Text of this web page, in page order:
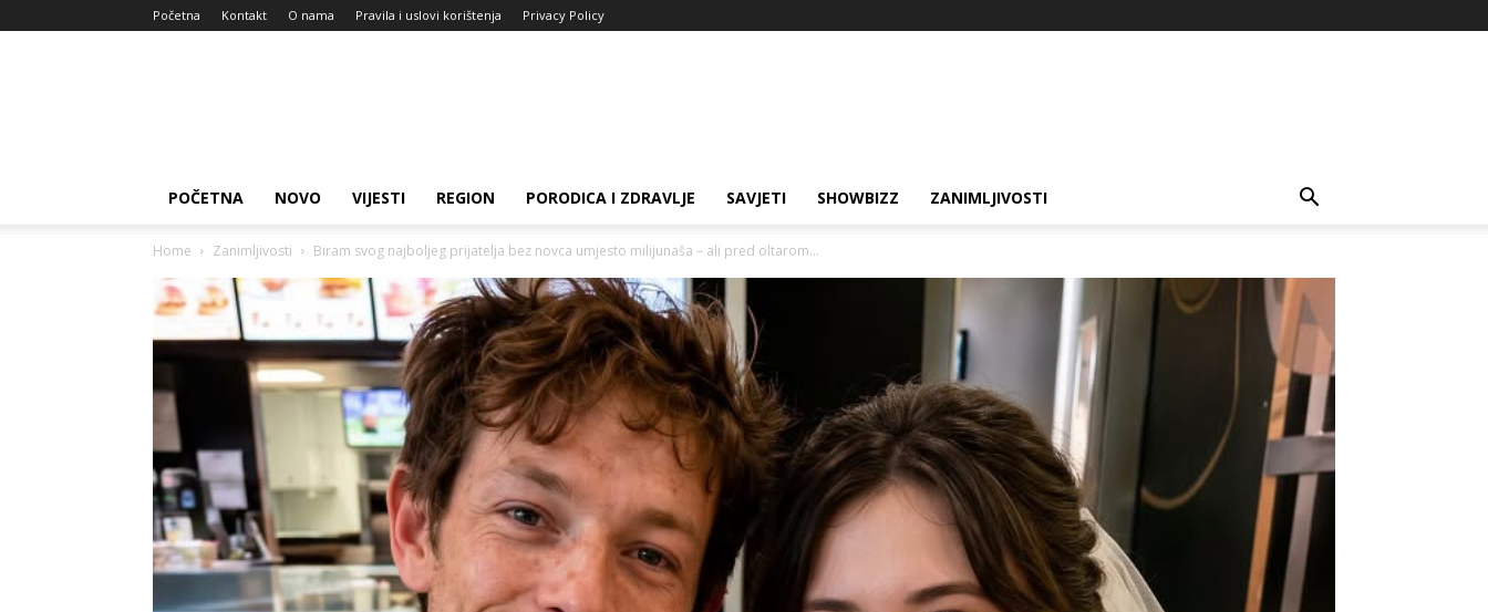
Početna Kontakt O nama Pravila i uslovi korištenja Privacy Policy
POČETNA NOVO VIJESTI REGION PORODICA I ZDRAVLJE SAVJETI SHOWBIZZ ZANIMLJIVOSTI
Home Zanimljivosti Biram svog najboljeg prijatelja bez novca umjesto milijunaša – ali pred oltarom...